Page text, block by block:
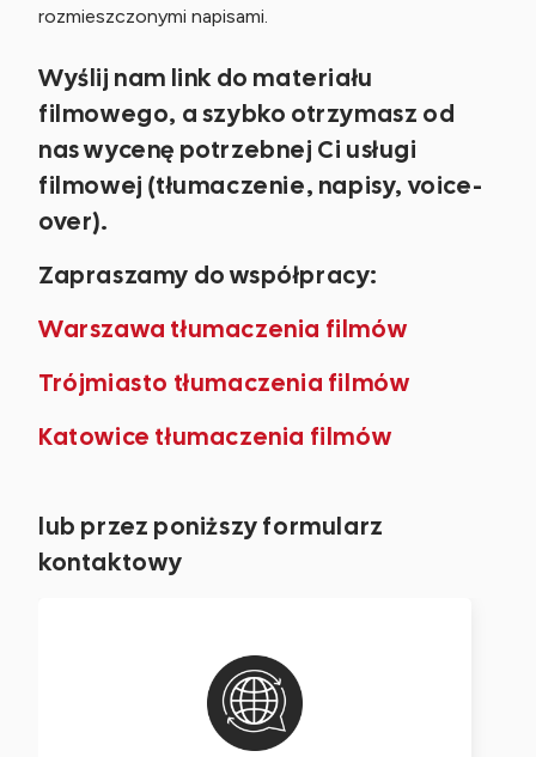
rozmieszczonymi napisami.
Wyślij nam link do materiału
filmowego, a szybko otrzymasz od
nas wycenę potrzebnej Ci usługi
filmowej (tłumaczenie, napisy, voice-
over).
Zapraszamy do współpracy:
Warszawa tłumaczenia filmów
Trójmiasto tłumaczenia filmów
Katowice tłumaczenia filmów
lub przez poniższy formularz
kontaktowy